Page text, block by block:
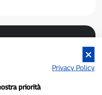
Privacy Policy
priorità